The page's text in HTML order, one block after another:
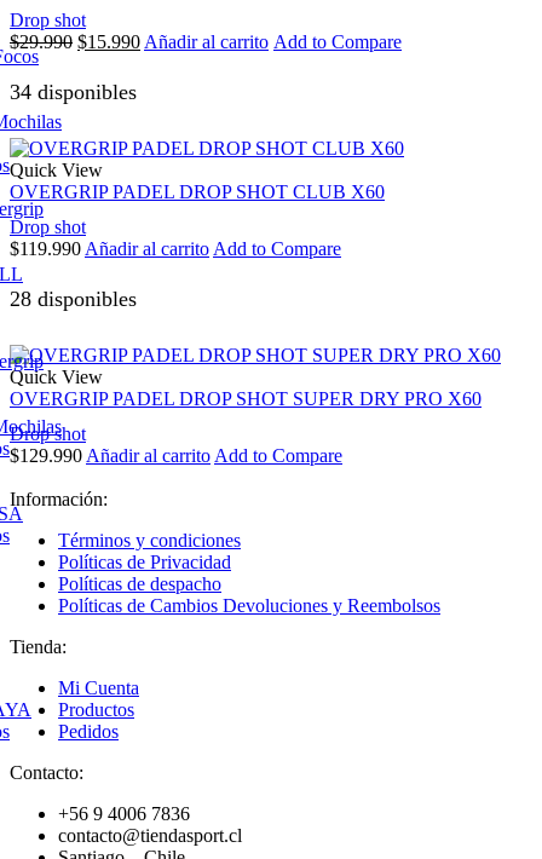
Drop shot
$29.990 El
original
era:
$15.990ElAñadir al carrito Add to Compare
34 disponibles
Quick View
OVERGRIP PADEL DROP SHOT CLUB X60
Drop shot
$119.990 Añadir al carrito Add to Compare
28 disponibles
Quick View
OVERGRIP PADEL DROP SHOT SUPER DRY PRO X60
Drop shot
$129.990 Añadir al carrito Add to Compare
Facebook
Instagram
Información:
Términos y condiciones
Políticas de Privacidad
Políticas de despacho
Políticas de Cambios Devoluciones y Reembolsos
Tienda:
Mi Cuenta
Productos
Pedidos
Contacto:
+56 9 4006 7836
contacto@tiendasport.cl